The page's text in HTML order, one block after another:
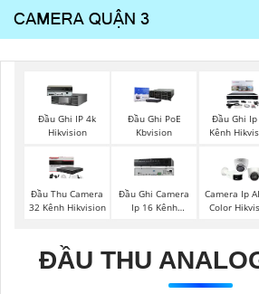
Đầu Ghi IP 4k
Hikvision
Đầu Ghi PoE
Kbvision
Đầu Ghi Ip 32
Kênh
Đầu Thu Camera
32 Kênh Hikvision
Đầu Ghi Camera
Ip 16 Kênh
Camera Ip
Color
ĐẦU THU